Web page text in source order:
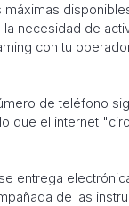
la necesidad de
con tu
de teléfono
que el internet
entrega
de las